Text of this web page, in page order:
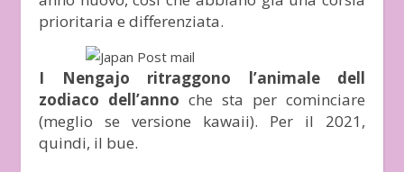
prioritaria e differenziata.
I Nengajo ritraggono l’animale dell
zodiaco dell’anno che sta per cominciare
(meglio se versione kawaii). Per il 2021,
quindi, il bue.